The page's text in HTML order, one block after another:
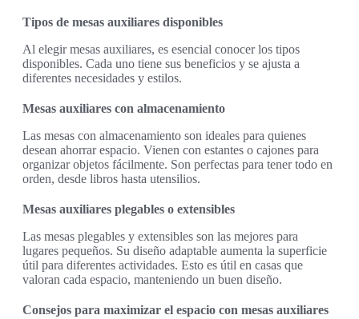
Tipos de mesas auxiliares disponibles
Al elegir mesas auxiliares, es esencial conocer los tipos
disponibles. Cada uno tiene sus beneficios y se ajusta a
diferentes necesidades y estilos.
Mesas auxiliares con almacenamiento
Las mesas con almacenamiento son ideales para quienes
desean ahorrar espacio. Vienen con estantes o cajones para
organizar objetos fácilmente. Son perfectas para tener todo en
orden, desde libros hasta utensilios.
Mesas auxiliares plegables o extensibles
Las mesas plegables y extensibles son las mejores para
lugares pequeños. Su diseño adaptable aumenta la superficie
útil para diferentes actividades. Esto es útil en casas que
valoran cada espacio, manteniendo un buen diseño.
Consejos para maximizar el espacio con mesas auxiliares